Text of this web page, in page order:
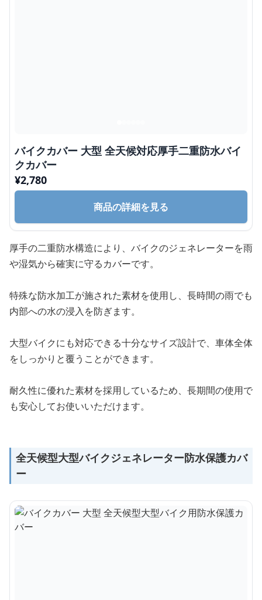
バイクカバー 大型 全天候対応厚手二重防水バイ
クカバー
¥2,780
商品の詳細を見る
厚手の二重防水構造により、バイクのジェネレーターを雨
や湿気から確実に守るカバーです。
特殊な防水加工が施された素材を使用し、長時間の雨でも
内部への水の浸入を防ぎます。
大型バイクにも対応できる十分なサイズ設計で、車体全体
をしっかりと覆うことができます。
耐久性に優れた素材を採用しているため、長期間の使用で
も安心してお使いいただけます。
全天候型大型バイクジェネレーター防水保護カバ
ー